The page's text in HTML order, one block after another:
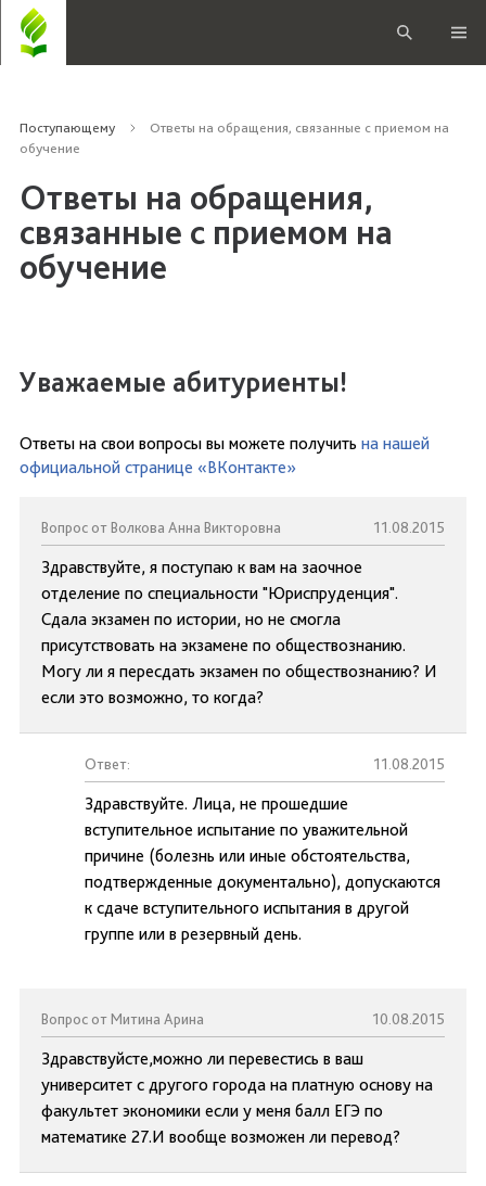
Поступающему
Ответы на обращения, связанные с приемом на
обучение
Ответы на обращения,
связанные с приемом на
обучение
Уважаемые абитуриенты!
Ответы на свои вопросы вы можете получить на нашей
официальной странице «ВКонтакте»
Вопрос от Волкова Анна Викторовна 11.08.2015
Здравствуйте, я поступаю к вам на заочное
отделение по специальности "Юриспруденция".
Сдала экзамен по истории, но не смогла
присутствовать на экзамене по обществознанию.
Могу ли я пересдать экзамен по обществознанию? И
если это возможно, то когда?
Ответ: 11.08.2015
Здравствуйте. Лица, не прошедшие
вступительное испытание по уважительной
причине (болезнь или иные обстоятельства,
подтвержденные документально), допускаются
к сдаче вступительного испытания в другой
группе или в резервный день.
Вопрос от Митина Арина 10.08.2015
Здравствуйсте,можно ли перевестись в ваш
университет с другого города на платную основу на
факультет экономики если у меня балл ЕГЭ по
математике 27.И вообще возможен ли перевод?